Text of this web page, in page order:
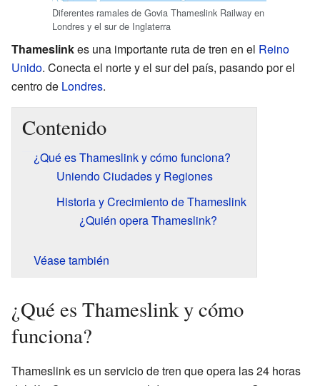
Diferentes ramales de Govia Thameslink Railway en
Londres y el sur de Inglaterra
Thameslinkes una importante ruta de tren en el Reino
Unido. Conecta el norte y el sur del país, pasando por el
centro de Londres.
Contenido
¿Qué es Thameslink y cómo funciona?
Uniendo Ciudades y Regiones
Historia y Crecimiento de Thameslink
¿Quién opera Thameslink?
Véase también
¿Qué es Thameslink y cómo
funciona?
Thameslink es un servicio de tren que opera las 24 horas